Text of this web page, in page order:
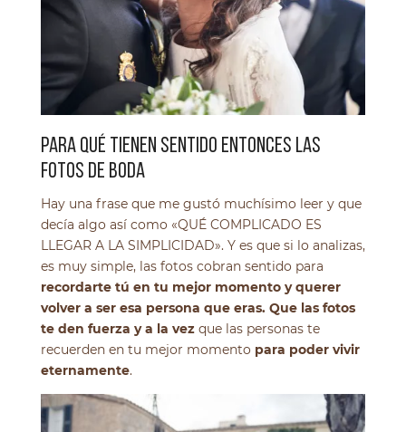
PARA QUÉ TIENEN SENTIDO ENTONCES LAS
FOTOS DE BODA
Hay una frase que me gustó muchísimo leer y que
decía algo así como «QUÉ COMPLICADO ES
LLEGAR A LA SIMPLICIDAD». Y es que si lo analizas,
es muy simple, las fotos cobran sentido para
recordarte tú en tu mejor momento y querer
volver a ser esa persona que eras. Que las fotos
te den fuerza y a la vez que las personas te
recuerden en tu mejor momento para poder vivir
eternamente.